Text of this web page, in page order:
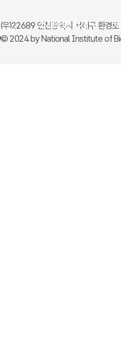
소재은행 소개
(우)22689 인천광역시 서해구 환경
© 2024 by National Institute of